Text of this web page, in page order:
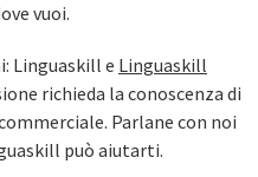
vuoi.
Linguaskill e Linguaskill
richieda la conoscenza di
Parlane con noi
può aiutarti.